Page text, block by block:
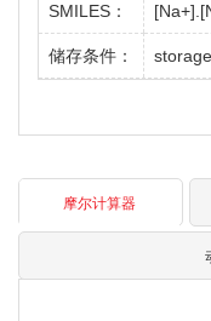
SMILES：
储存条件：
摩尔计算器